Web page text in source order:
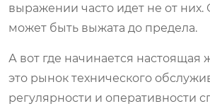
выражении часто идет не от
может быть выжата до предела.
А вот где начинается
это рынок технического
регулярности и оперативности